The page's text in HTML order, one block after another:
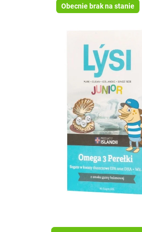
Obecnie brak na stanie